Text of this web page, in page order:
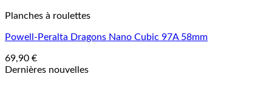
Planches à roulettes
Powell-Peralta Dragons Nano Cubic 97A 58mm
69,90 €
Dernières nouvelles